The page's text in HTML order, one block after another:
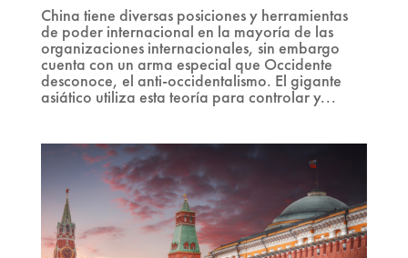
China tiene diversas posiciones y herramientas
de poder internacional en la mayoría de las
organizaciones internacionales, sin embargo
cuenta con un arma especial que Occidente
desconoce, el anti-occidentalismo. El gigante
asiático utiliza esta teoría para controlar y...